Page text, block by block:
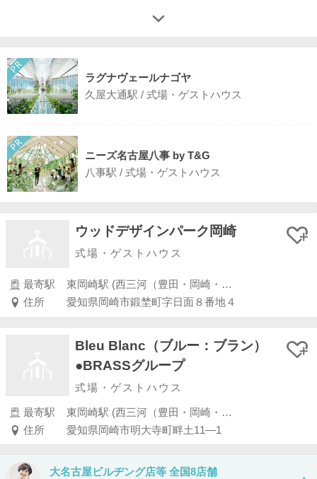
ラグナヴェールナゴヤ
久屋大通駅 / 式場・ゲストハウス
ニーズ名古屋八事 by T&G
八事駅 / 式場・ゲストハウス
ウッドデザインパーク岡崎
式場・ゲストハウス
最寄駅
東岡崎駅 (西三河（豊田・岡崎・安城・知立）)
住所
愛知県岡崎市鍛埜町字日面８番地４
Bleu Blanc（ブルー：ブラン）
●BRASSグループ
式場・ゲストハウス
最寄駅
東岡崎駅 (西三河（豊田・岡崎・安城・知立）)
住所
愛知県岡崎市明大寺町畔土11―1
大名古屋ビルヂング店等 全国8店舗